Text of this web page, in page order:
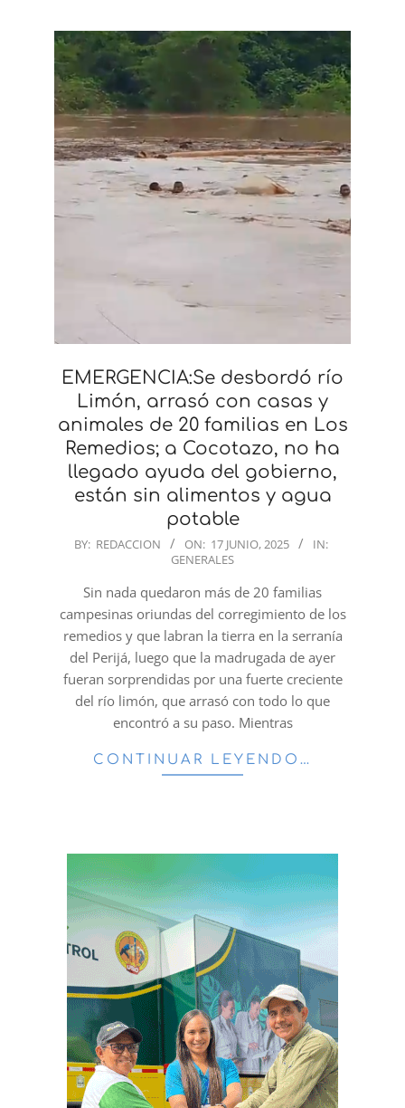
EMERGENCIA:Se desbordó río
Limón, arrasó con casas y
animales de 20 familias en Los
Remedios; a Cocotazo, no ha
llegado ayuda del gobierno,
están sin alimentos y agua
potable
2025-
BY: REDACCION ON: 17 JUNIO, 2025
IN:
GENERALES
Sin nada quedaron más de 20 familias
campesinas oriundas del corregimiento de los
remedios y que labran la tierra en la serranía
del Perijá, luego que la madrugada de ayer
fueran sorprendidas por una fuerte creciente
del río limón, que arrasó con todo lo que
encontró a su paso. Mientras
CONTINUAR LEYENDO…